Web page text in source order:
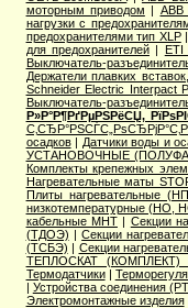
моторным приводом | ABB
нагрузки с
предохранителями тип XLP
для предохранителей| ETI
Выключатель-
Держатели плавких
Schneider Electric Interpact
Выключатель-
Р»Р°Р¶РґРµРЅРёСЏ,
осадков| Датчики воды и
УСТАНОВОЧНЫЕ
Комплекты крепежных
Нагревательные маты
Плиты нагревательные
низкотемпературные
кабельные МНТ| Секции
(ТДОЭ) |Секции
(ТСБЭ) | Секции
ТЕПЛОСКАТ (КОМПЛЕКТ)
Термодатчики|
| Устройства соединения
Электромонтажные изделия